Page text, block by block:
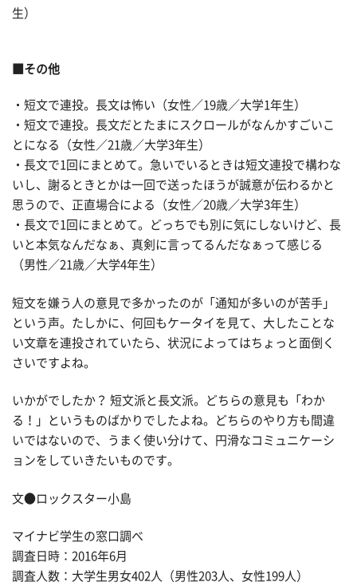
生）
■その他
・短文で連投。長文は怖い（女性／19歳／大学1年生）
・短文で連投。長文だとたまにスクロールがなんかすごいこ
とになる（女性／21歳／大学3年生）
・長文で1回にまとめて。急いでいるときは短文連投で構わな
いし、謝るときとかは一回で送ったほうが誠意が伝わるかと
思うので、正直場合による（女性／20歳／大学3年生）
・長文で1回にまとめて。どっちでも別に気にしないけど、長
いと本気なんだなぁ、真剣に言ってるんだなぁって感じる
（男性／21歳／大学4年生）
短文を嫌う人の意見で多かったのが「通知が多いのが苦手」
という声。たしかに、何回もケータイを見て、大したことな
い文章を連投されていたら、状況によってはちょっと面倒く
さいですよね。
いかがでしたか？ 短文派と長文派。どちらの意見も「わか
る！」というものばかりでしたよね。どちらのやり方も間違
いではないので、うまく使い分けて、円滑なコミュニケーシ
ョンをしていきたいものです。
文●ロックスター小島
マイナビ学生の窓口調べ
調査日時：2016年6月
調査人数：大学生男女402人（男性203人、女性199人）